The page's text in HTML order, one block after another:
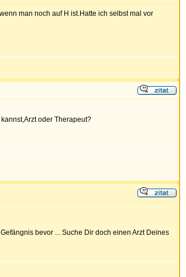
man noch auf H ist.Hatte ich selbst mal vor
oder Therapeut?
bevor ... Suche Dir doch einen Arzt Deines